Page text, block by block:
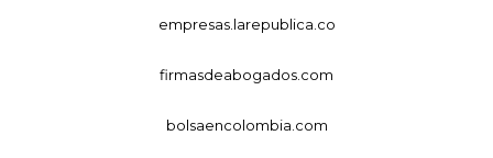
empresas.larepublica.co
firmasdeabogados.com
bolsaencolombia.com